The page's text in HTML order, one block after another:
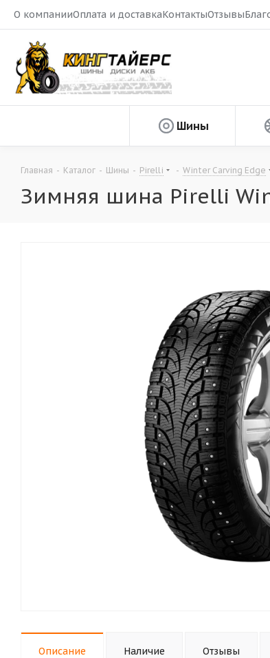
О компанииОплата и доставкаКонтактыОтзывы
Шины
Главная - Каталог - Шины - Pirelli - Winter Carving Edge
Зимняя шина Pirelli
Описание Наличие Отзывы